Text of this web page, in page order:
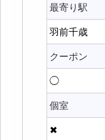
最寄り駅
羽前千歳
クーポン
◯
個室
✖